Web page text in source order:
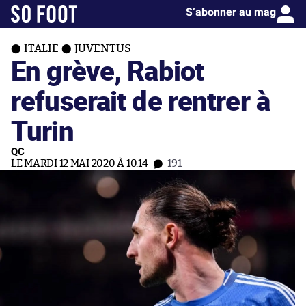
S’abonner au mag
ITALIE JUVENTUS
En grève, Rabiot
refuserait de rentrer à
Turin
QC
LE MARDI 12 MAI 2020 À 10:14 191